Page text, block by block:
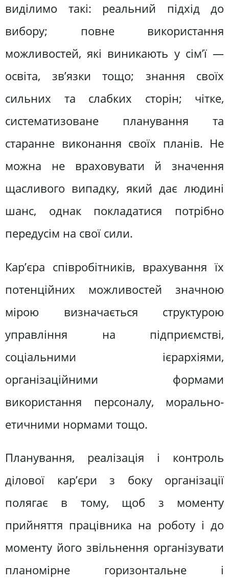
виділимо такі: реальний підхід до
вибору; повне використання
можливостей, які виникають у сім’ї —
освіта, зв’язки тощо; знання своїх
сильних та слабких сторін; чітке,
систематизоване планування та
старанне виконання своїх планів. Не
можна не враховувати й значення
щасливого випадку, який дає людині
шанс, однак покладатися потрібно
передусім на свої сили.
Кар’єра співробітників, врахування їх
потенційних можливостей значною
мірою визначається структурою
управління на підприємстві,
соціальними ієрархіями,
організаційними формами
використання персоналу, морально-
етичними нормами тощо.
Планування, реалізація і контроль
ділової кар’єри з боку організації
полягає в тому, щоб з моменту
прийняття працівника на роботу і до
моменту його звільнення організувати
планомірне горизонтальне і